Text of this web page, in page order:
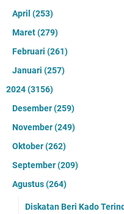
April (253)
Maret(279)
Februari (261)
Januari (257)
2024(3156)
Desember(259)
November(249)
Oktober(262)
September(209)
Agustus(264)
Diskatan Beri Kado